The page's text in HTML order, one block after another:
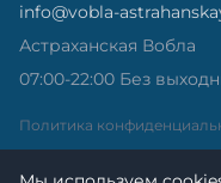
info@vobla-
Астраханская Вобла
07:00-22:00 Без
Политика